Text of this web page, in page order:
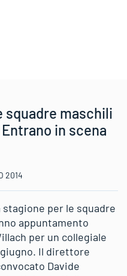
squadre maschili
in scena
2014
per le squadre
appuntamento
per un collegiale
Il direttore
Davide